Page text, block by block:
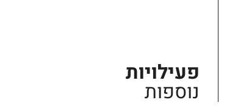
פעילויות
נוספות